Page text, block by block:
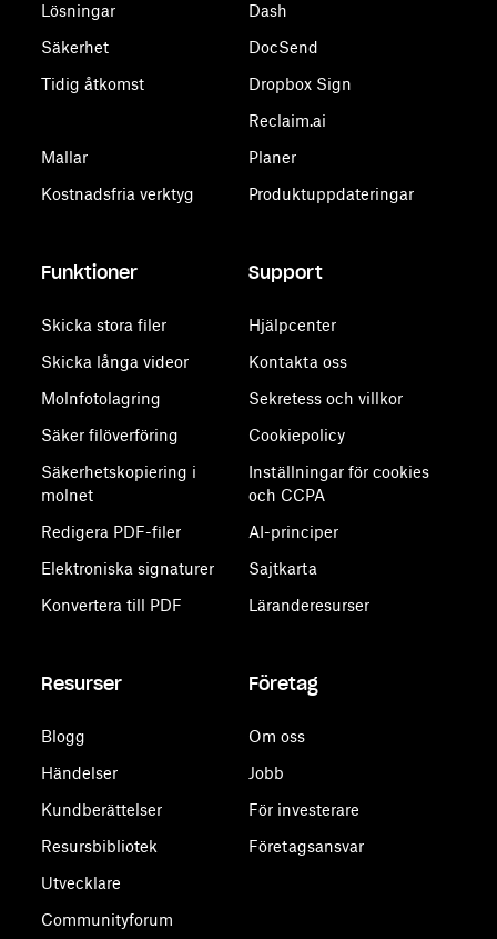
Lösningar
Säkerhet
Tidig åtkomst
Mallar
Kostnadsfria verktyg
Dash
DocSend
Dropbox Sign
Reclaim.ai
Planer
Produktuppdateringar
Funktioner
Skicka stora filer
Skicka långa videor
Molnfotolagring
Säker filöverföring
Säkerhetskopiering i
molnet
Redigera PDF-filer
Elektroniska signaturer
Konvertera till PDF
Support
Hjälpcenter
Kontakta oss
Sekretess och villkor
Cookiepolicy
Inställningar för cookies
och CCPA
AI-principer
Sajtkarta
Läranderesurser
Resurser
Blogg
Händelser
Kundberättelser
Resursbibliotek
Utvecklare
Communityforum
Företag
Om oss
Jobb
För investerare
Företagsansvar